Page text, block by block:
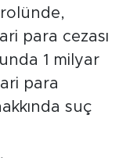
para cezası
1 milyar
para
suç